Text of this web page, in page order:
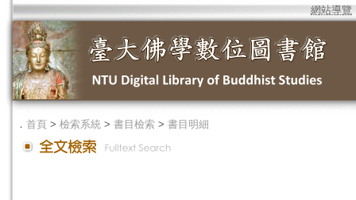
網站導覽
． 首頁 > 檢索系統 > 書目檢索 > 書目明細